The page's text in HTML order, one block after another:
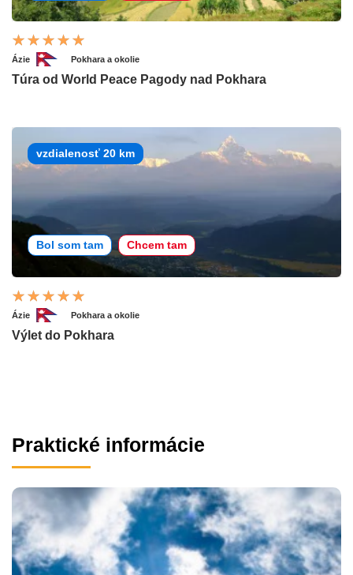
Ázie Pokhara a okolie
Túra od World Peace Pagody nad Pokhara
vzdialenosť 20 km
Bol som tam Chcem tam
Ázie Pokhara a okolie
Výlet do Pokhara
Praktické informácie